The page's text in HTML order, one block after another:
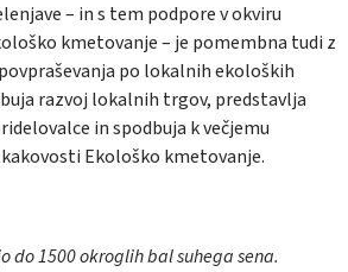
– in s tem podpore v okviru
kmetovanje – je pomembna tudi z
po lokalnih ekoloških
razvoj lokalnih trgov, predstavlja
in spodbuja k večjemu
Ekološko kmetovanje.
do 1500 okroglih bal suhega sena.